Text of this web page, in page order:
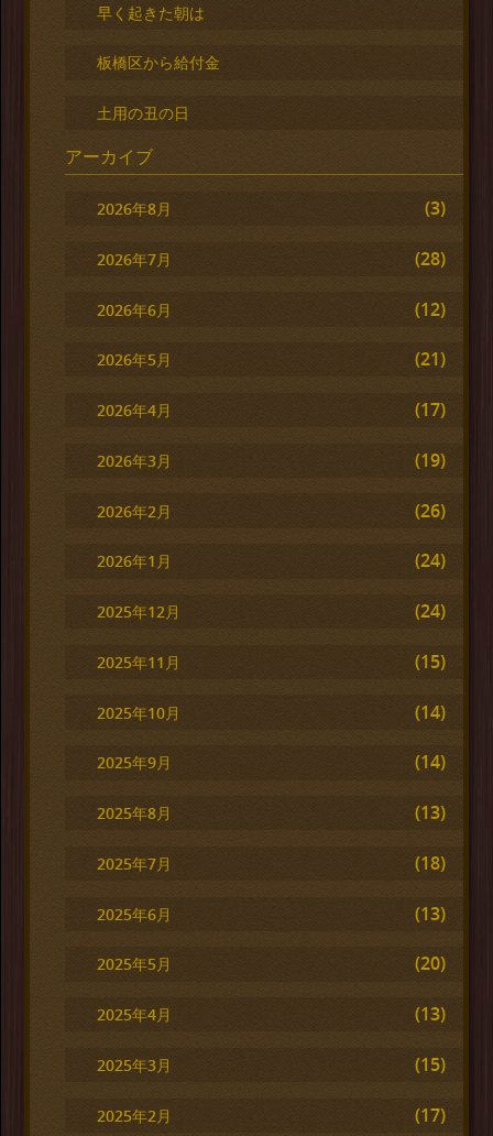
早く起きた朝は
板橋区から給付金
土用の丑の日
アーカイブ
2026年8月 (3)
2026年7月 (28)
2026年6月 (12)
2026年5月 (21)
2026年4月 (17)
2026年3月 (19)
2026年2月 (26)
2026年1月 (24)
2025年12月 (24)
2025年11月 (15)
2025年10月 (14)
2025年9月 (14)
2025年8月 (13)
2025年7月 (18)
2025年6月 (13)
2025年5月 (20)
2025年4月 (13)
2025年3月 (15)
2025年2月 (17)